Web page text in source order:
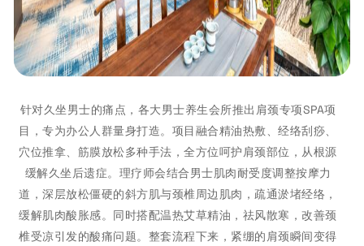
针对久坐男士的痛点，各大男士养生会所推出肩颈专项SPA项
目，专为办公人群量身打造。项目融合精油热敷、经络刮痧、
穴位推拿、筋膜放松多种手法，全方位呵护肩颈部位，从根源
缓解久坐后遗症。理疗师会结合男士肌肉耐受度调整按摩力
道，深层放松僵硬的斜方肌与颈椎周边肌肉，疏通淤堵经络，
缓解肌肉酸胀感。同时搭配温热艾草精油，祛风散寒，改善颈
椎受凉引发的酸痛问题。整套流程下来，紧绷的肩颈瞬间变得